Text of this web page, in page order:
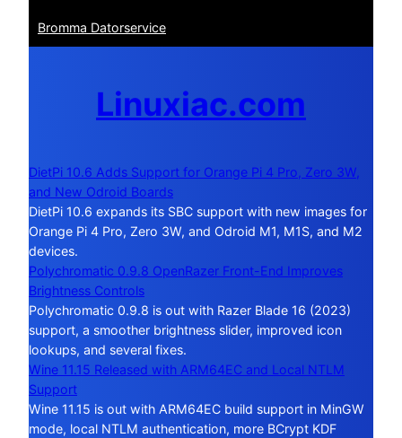
Bromma Datorservice
Linuxiac.com
DietPi 10.6 Adds Support for Orange Pi 4 Pro, Zero 3W,
and New Odroid Boards
DietPi 10.6 expands its SBC support with new images for
Orange Pi 4 Pro, Zero 3W, and Odroid M1, M1S, and M2
devices.
Polychromatic 0.9.8 OpenRazer Front-End Improves
Brightness Controls
Polychromatic 0.9.8 is out with Razer Blade 16 (2023)
support, a smoother brightness slider, improved icon
lookups, and several fixes.
Wine 11.15 Released with ARM64EC and Local NTLM
Support
Wine 11.15 is out with ARM64EC build support in MinGW
mode, local NTLM authentication, more BCrypt KDF